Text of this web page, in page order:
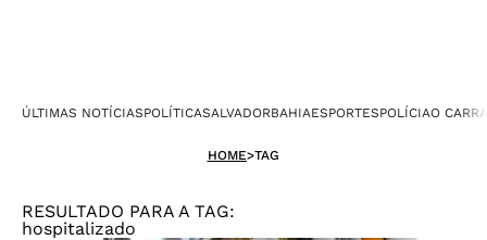
ÚLTIMAS NOTÍCIASPOLÍTICASALVADORBAHIAESPORTESPOLÍCIAO
HOME>TAG
RESULTADO PARA A TAG:
hospitalizado